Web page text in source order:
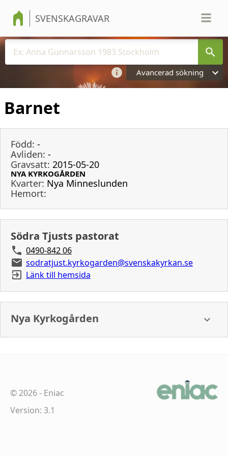
SVENSKAGRAVAR
Avancerad sökning
Barnet
Född: -
Avliden: -
Gravsatt: 2015-05-20
NYA KYRKOGÅRDEN
Kvarter: Nya Minneslunden
Hemort:
Södra Tjusts pastorat
0490-842 06
sodratjust.kyrkogarden@svenskakyrkan.se
Länk till hemsida
Nya Kyrkogården
©2026- Eniac
Version: 3.1